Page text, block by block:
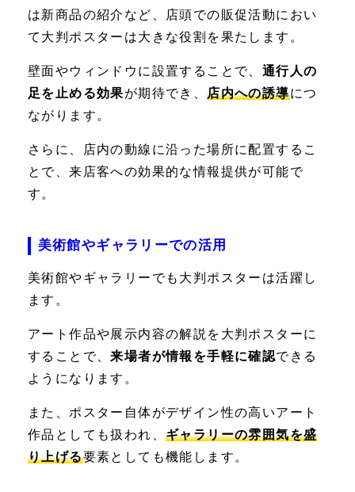
は新商品の紹介など、店頭での販促活動におい
て大判ポスターは大きな役割を果たします。
壁面やウィンドウに設置することで、 通行人の
足を止める効果が期待でき、店内への誘導につ
ながります。
さらに、店内の動線に沿った場所に配置するこ
とで、来店客への効果的な情報提供が可能で
す。
美術館やギャラリーでの活用
美術館やギャラリーでも大判ポスターは活躍し
ます。
アート作品や展示内容の解説を大判ポスターに
することで、来場者が情報を手軽に確認できる
ようになります。
また、ポスター自体がデザイン性の高いアート
作品としても扱われ、 ギャラリーの雰囲気を盛
り上げる要素としても機能します。